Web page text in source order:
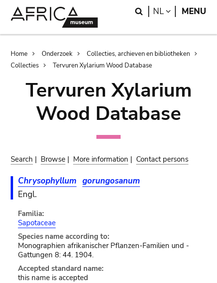
Search
NL LANGUAGE
MENU
Breadcrumb
Home Onderzoek
Collecties, archieven en bibliotheken
Collecties
Tervuren Xylarium Wood Database
Tervuren Xylarium
Wood Database
Search | Browse | More information | Contact persons
Chrysophyllum gorungosanum
Engl.
Familia:
Sapotaceae
Species name according to:
Monographien afrikanischer Pflanzen-Familien und -
Gattungen 8: 44. 1904.
Accepted standard name:
this name is accepted